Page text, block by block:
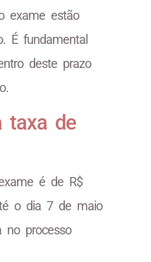
exame estão
É fundamental
deste prazo
taxa de
é de R$
o dia 7 de maio
no processo